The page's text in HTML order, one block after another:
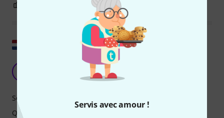
Servis avec amour !
SIGNALER L'ÉVALUATION
Afficher l'original
Sense1418 04.10.2023
Son
Qualité de fabrication